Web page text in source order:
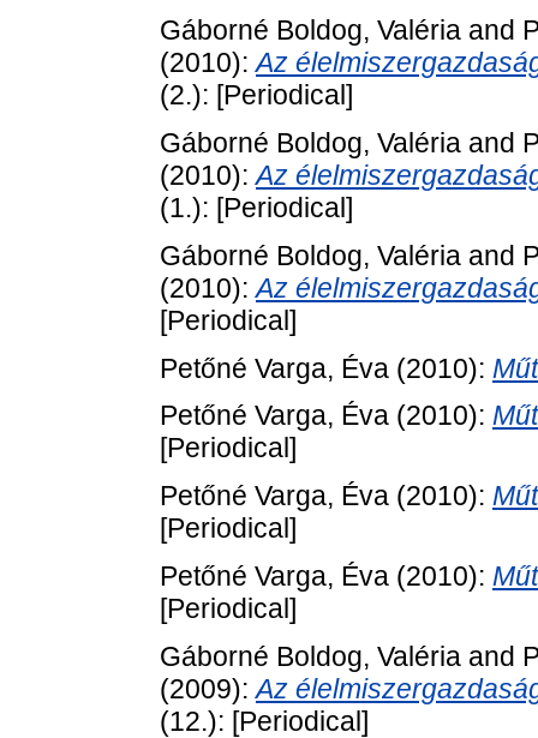
Gáborné Boldog, Valéria and
(2010):Az
(2.): [Periodical]
Gáborné Boldog, Valéria and
(2010):Az
(1.): [Periodical]
Gáborné Boldog, Valéria and
(2010):Az
[Periodical]
Petőné Varga, Éva (2010):
Petőné Varga, Éva (2010):
[Periodical]
Petőné Varga, Éva (2010):
[Periodical]
Petőné Varga, Éva (2010):
[Periodical]
Gáborné Boldog, Valéria and
(2009):Az
(12.): [Periodical]